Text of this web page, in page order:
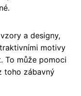
a designy,
motivy
To může pomoci
toho zábavný